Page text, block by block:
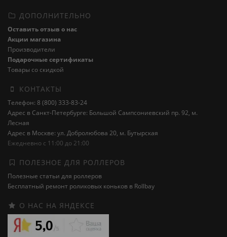
ДОПОЛНИТЕЛЬНО
Оставить отзыв о нас
Акции магазина
Производители
Подарочные сертификаты
Товары со скидкой
КОНТАКТЫ
Телефон: 8 (800) 333-83-24
Адрес в Санкт-Петербурге: Большой Сампсониевский пр. 92, м.
Лесная
Адрес в Москве: ул. Добролюбова 20, м. Бутырская
Ежедневно с 11:00 до 21:00
ПОЛЕЗНОЕ ДЛЯ РОЛЛЕРОВ
Полезные статьи для роллеров
Бесплатный ремонт роликовых коньков в Rollbay
О НАС НА ЯНДЕКСЕ